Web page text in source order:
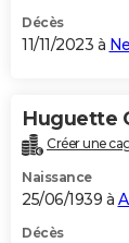
Décès
11/11/2023 à
Huguette
Créer une
Naissance
25/06/1939 à
Décès